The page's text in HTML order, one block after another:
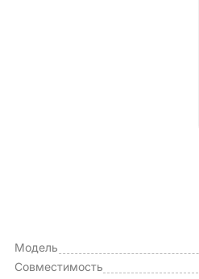
Модель
Совместимость